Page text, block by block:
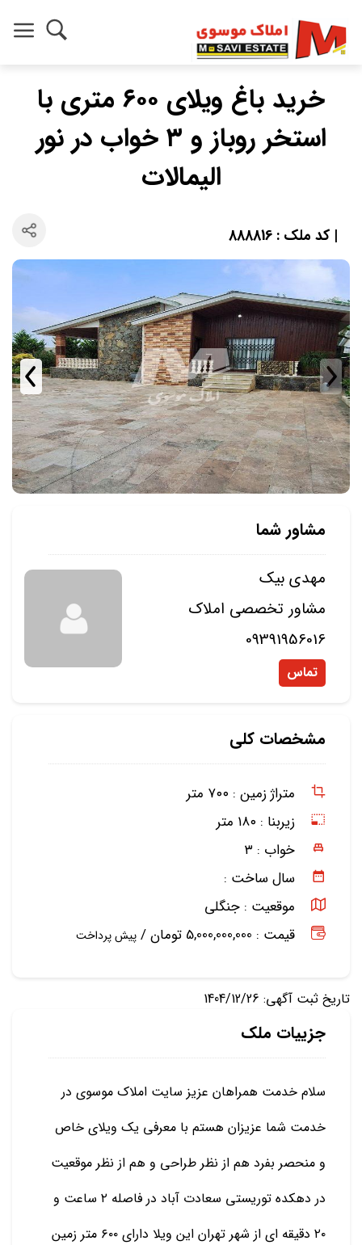
خرید باغ ویلای ۶۰۰ متری با
استخر روباز و ۳ خواب در نور
الیمالات
| کد ملک : 888816
مشاور شما
مهدی بیک
مشاور تخصصی املاک
09391956016
تماس
مشخصات کلی
متراژ زمین : ۷۰۰ متر
زیربنا : ۱۸۰ متر
خواب : ۳
سال ساخت :
موقعیت : جنگلی
قیمت : 5,000,000,000 تومان /
پیش پرداخت
تاریخ ثبت آگهی: 1404/12/26
جزییات ملک
سلام خدمت همراهان عزیز سایت املاک موسوی در
خدمت شما عزیزان هستم با معرفی یک ویلای خاص
و منحصر بفرد هم از نظر طراحی و هم از نظر موقعیت
در دهکده توریستی سعادت آباد در فاصله ۲ ساعت و
۲۰ دقیقه ای از شهر تهران این ویلا دارای ۶۰۰ متر زمین